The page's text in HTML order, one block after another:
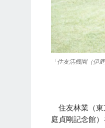
「住友活機園（伊
住友林業（東
庭貞剛記念館）